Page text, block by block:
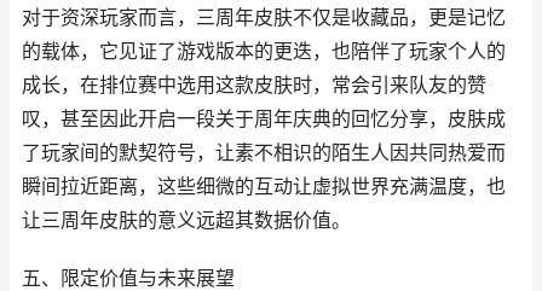
对于资深玩家而言，三周年皮肤不仅是收藏品，更是记忆
的载体，它见证了游戏版本的更迭，也陪伴了玩家个人的
成长，在排位赛中选用这款皮肤时，常会引来队友的赞
叹，甚至因此开启一段关于周年庆典的回忆分享，皮肤成
了玩家间的默契符号，让素不相识的陌生人因共同热爱而
瞬间拉近距离，这些细微的互动让虚拟世界充满温度，也
让三周年皮肤的意义远超其数据价值。
五、限定价值与未来展望